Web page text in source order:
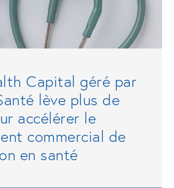
Capital géré par
lève plus de
accélérer le
commercial de
en santé